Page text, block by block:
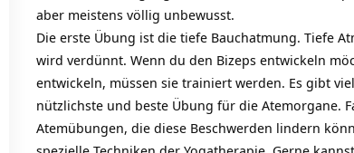
aber meistens völlig unbewusst.
Die erste Übung ist die tiefe Bauchatmung. Tiefe
wird verdünnt. Wenn du den Bizeps entwickeln
entwickeln, müssen sie trainiert werden. Es gibt
nützlichste und beste Übung für die Atemorgane.
Atemübungen, die diese Beschwerden lindern